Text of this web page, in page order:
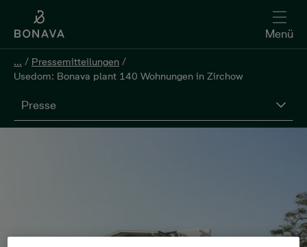
Menü
... / Pressemitteilungen /
Usedom: Bonava plant 140 Wohnungen in Zirchow
Presse